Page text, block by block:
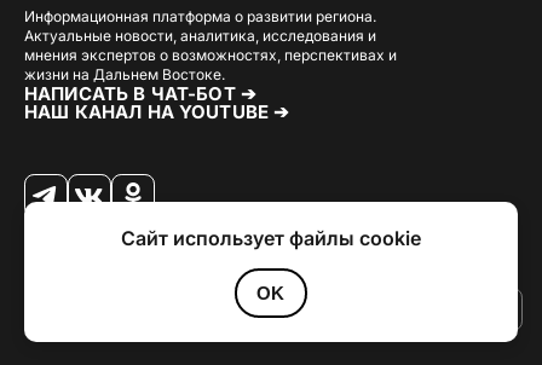
Информационная платформа о развитии региона.
Актуальные новости, аналитика, исследования и
мнения экспертов о возможностях, перспективах и
жизни на Дальнем Востоке.
НАПИСАТЬ В ЧАТ-БОТ ➔
НАШ КАНАЛ НА YOUTUBE ➔
. РазработкаLoimi.
Политика конфиденциальности
Сайт использует файлы cookie
OK